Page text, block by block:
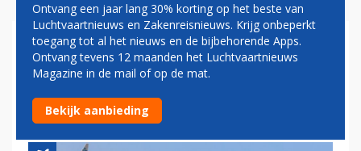
KLM HERSTELT GROOT DEEL
VAN NETWERK: DIT ZIJN DE
BESTEMMINGEN
Ontvang een jaar lang 30% korting op het beste van
Luchtvaartnieuws en Zakenreisnieuws. Krijg onbeperkt
toegang tot al het nieuws en de bijbehorende Apps.
Ontvang tevens 12 maanden het Luchtvaartnieuws
Magazine in de mail of op de mat.
Bekijk aanbieding